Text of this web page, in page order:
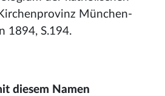
München-
1894, S.194.
diesem Namen